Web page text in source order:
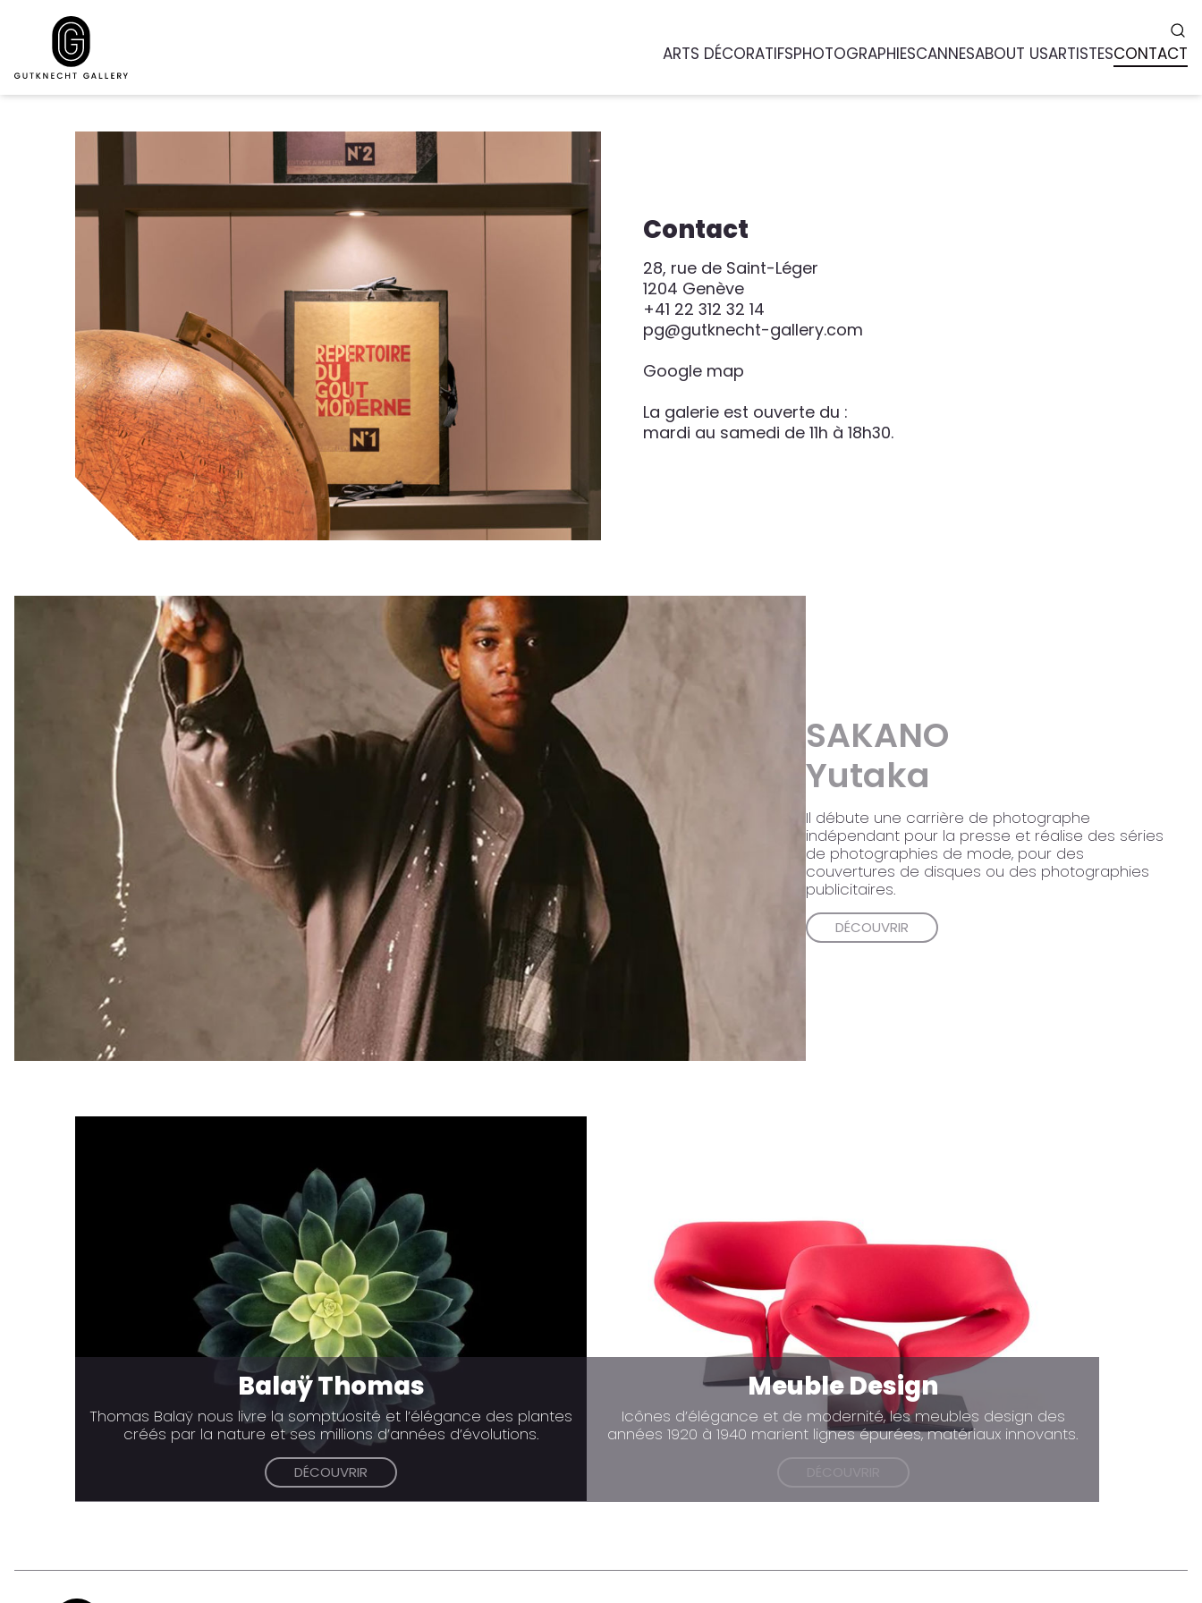
Contact
28, rue de Saint-Léger
1204 Genève
+41 22 312 32 14
pg@gutknecht-gallery.com
Google map
La galerie est ouverte du :
mardi au samedi de 11h à 18h30.
SAKANO
Yutaka
Il débute une carrière de photographe
indépendant pour la presse et réalise des séries
de photographies de mode, pour des
couvertures de disques ou des photographies
publicitaires.
DÉCOUVRIR
Balaÿ Thomas
Thomas Balaÿ nous livre la somptuosité et l’élégance des plantes
créés par la nature et ses millions d’années d’évolutions.
DÉCOUVRIR
Meuble Design
Icônes d’élégance et de modernité, les meubles design des
années 1920 à 1940 marient lignes épurées, matériaux innovants.
ARTS DÉCORATIFSPHOTOGRAPHIESCANNESABOUT USARTISTESCONTACT